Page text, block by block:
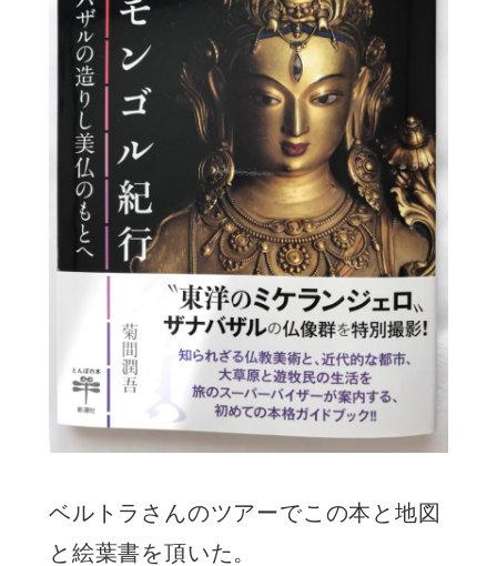
ベルトラさんのツアーでこの本と地図
と絵葉書を頂いた。